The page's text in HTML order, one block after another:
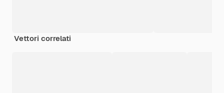
Vettori correlati